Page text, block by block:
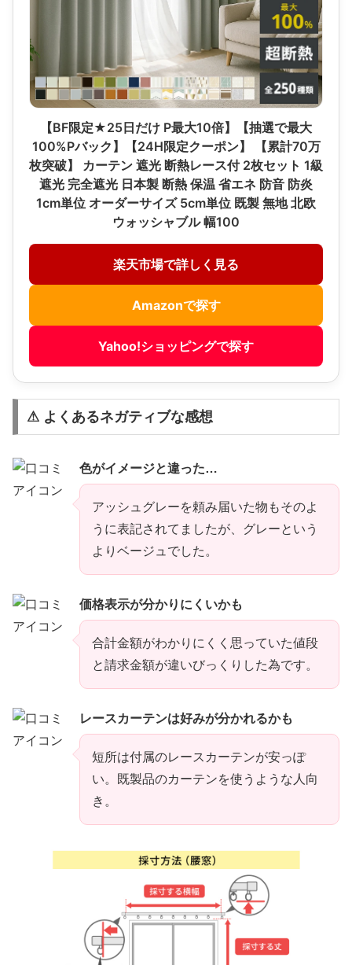
【BF限定★25日だけ P最大10倍】【抽選で最大
100%Pバック】【24H限定クーポン】 【累計70万
枚突破】 カーテン 遮光 断熱レース付 2枚セット 1級
遮光 完全遮光 日本製 断熱 保温 省エネ 防音 防炎
1cm単位 オーダーサイズ 5cm単位 既製 無地 北欧
ウォッシャブル 幅100
楽天市場で詳しく見る
Amazonで探す
Yahoo!ショッピングで探す
⚠ よくあるネガティブな感想
色がイメージと違った…
アッシュグレーを頼み届いた物もそのよ
うに表記されてましたが、グレーという
よりベージュでした。
価格表示が分かりにくいかも
合計金額がわかりにくく思っていた値段
と請求金額が違いびっくりした為です。
レースカーテンは好みが分かれるかも
短所は付属のレースカーテンが安っぽ
い。既製品のカーテンを使うような人向
き。